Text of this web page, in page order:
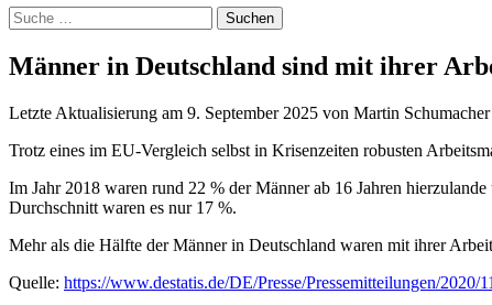
suchst
Du?
Männer in Deutschland sind mit ihrer
Letzte Aktualisierung am 9. September 2025 von Martin Schumacher
Trotz eines im EU-Vergleich selbst in Krisenzeiten robusten
Im Jahr 2018 waren rund 22 % der Männer ab 16 Jahren
Durchschnitt waren es nur 17 %.
Mehr als die Hälfte der Männer in Deutschland waren mit ihrer
Quelle: https://www.destatis.de/DE/Presse/Pressemitteilungen/2020/